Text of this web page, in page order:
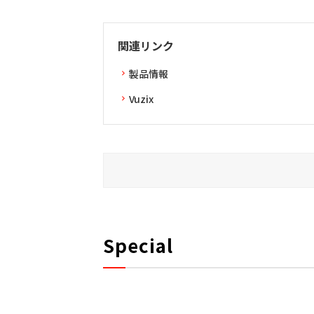
関連リンク
製品情報
Vuzix
Special